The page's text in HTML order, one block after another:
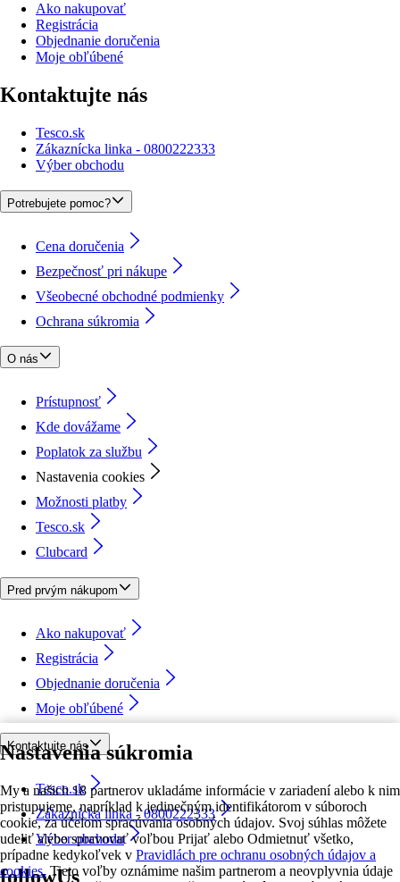
Nastavenia súkromia
My a našich 18 partnerov ukladáme informácie v zariadení alebo k nim
pristupujeme, napríklad k jedinečným identifikátorom v súboroch
cookie, za účelom spracúvania osobných údajov. Svoj súhlas môžete
udeliť alebo spravovať voľbou Prijať alebo Odmietnuť všetko,
prípadne kedykoľvek v Pravidlách pre ochranu osobných údajov a
cookies. Tieto voľby oznámime našim partnerom a neovplyvnia údaje
Ako nakupovať
Registrácia
Objednanie doručenia
Moje obľúbené
Kontaktujte nás
Tesco.sk
Zákaznícka linka - 0800222333
Výber obchodu
Potrebujete pomoc?
Cena doručenia
Bezpečnosť pri nákupe
Všeobecné obchodné podmienky
Ochrana súkromia
O nás
Prístupnosť
Kde dovážame
Poplatok za službu
Nastavenia cookies
Možnosti platby
Tesco.sk
Clubcard
Pred prvým nákupom
Ako nakupovať
Registrácia
Objednanie doručenia
Moje obľúbené
Kontaktujte nás
Tesco.sk
Zákaznícka linka - 0800222333
Výber obchodu
followUs